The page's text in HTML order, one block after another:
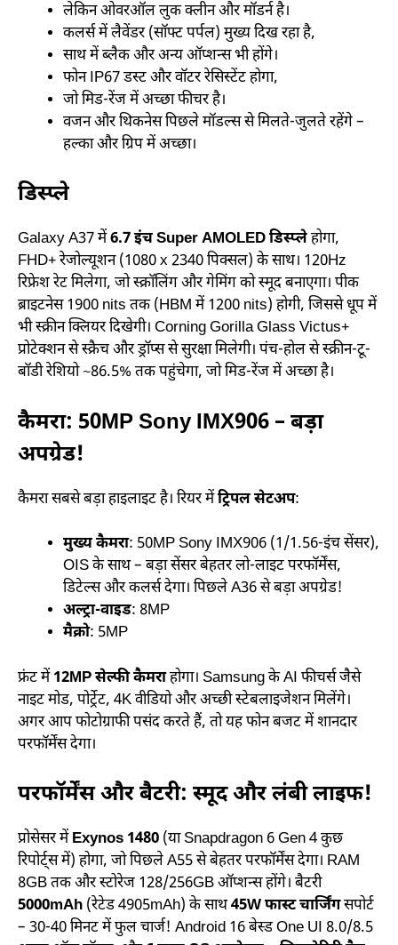
लेकिन ओवरऑल लुक क्लीन और मॉडर्न है।
कलर्स में लैवेंडर (सॉफ्ट पर्पल) मुख्य दिख रहा है,
साथ में ब्लैक और अन्य ऑप्शन्स भी होंगे।
फोन IP67 डस्ट और वॉटर रेसिस्टेंट होगा,
जो मिड-रेंज में अच्छा फीचर है।
वजन और थिकनेस पिछले मॉडल्स से मिलते-जुलते रहेंगे –
हल्का और ग्रिप में अच्छा।
डिस्प्ले
Galaxy A37 में6.7 इंच Super AMOLED डिस्प्लेहोगा,
FHD+ रेजोल्यूशन (1080 x 2340 पिक्सल) के साथ। 120Hz
रिफ्रेश रेट मिलेगा, जो स्क्रॉलिंग और गेमिंग को स्मूद बनाएगा। पीक
ब्राइटनेस 1900 nits तक (HBM में 1200 nits) होगी, जिससे धूप में
भी स्क्रीन क्लियर दिखेगी। Corning Gorilla Glass Victus+
प्रोटेक्शन से स्क्रैच और ड्रॉप्स से सुरक्षा मिलेगी। पंच-होल से स्क्रीन-टू-
बॉडी रेशियो ~86.5% तक पहुंचेगा, जो मिड-रेंज में अच्छा है।
कैमरा: 50MP Sony IMX906 – बड़ा
अपग्रेड!
कैमरा सबसे बड़ा हाइलाइट है। रियर मेंट्रिपल सेटअप:
मुख्य कैमरा: 50MP Sony IMX906 (1/1.56-इंच सेंसर),
OIS के साथ – बड़ा सेंसर बेहतर लो-लाइट परफॉर्मेंस,
डिटेल्स और कलर्स देगा। पिछले A36 से बड़ा अपग्रेड!
अल्ट्रा-वाइड: 8MP
मैक्रो: 5MP
फ्रंट में12MP सेल्फी कैमराहोगा। Samsung के AI फीचर्स जैसे
नाइट मोड, पोर्ट्रेट, 4K वीडियो और अच्छी स्टेबलाइजेशन मिलेंगे।
अगर आप फोटोग्राफी पसंद करते हैं, तो यह फोन बजट में शानदार
परफॉर्मेंस देगा।
परफॉर्मेंस और बैटरी: स्मूद और लंबी लाइफ!
प्रोसेसर मेंExynos 1480 (या Snapdragon 6 Gen 4 कुछ
रिपोर्ट्स में) होगा, जो पिछले A55 से बेहतर परफॉर्मेंस देगा। RAM
8GB तक और स्टोरेज 128/256GB ऑप्शन्स होंगे। बैटरी
5000mAh (रेटेड 4905mAh) के साथ45W फास्ट चार्जिंगसपोर्ट
– 30-40 मिनट में फुल चार्ज! Android 16 बेस्ड One UI 8.0/8.5